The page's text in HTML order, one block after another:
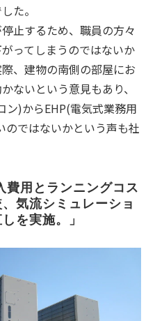
た。
止するため、職員の方々
ってしまうのではないか
、建物の南側の部屋にお
ないという意見もあり、
ン)からEHP(電気式業務用
のではないかという声も社
費用とランニングコス
気流シミュレーショ
を実施。」